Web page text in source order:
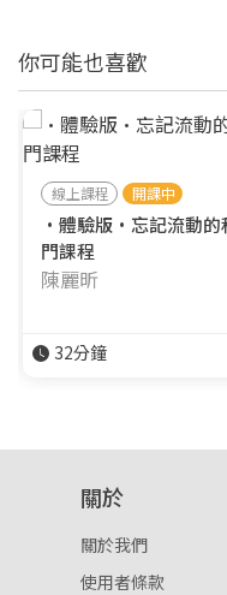
你可能也喜歡
線上課程 開課中
•體驗版•忘記流動的
門課程
陳麗昕
32分鐘
關於
關於我們
使用者條款